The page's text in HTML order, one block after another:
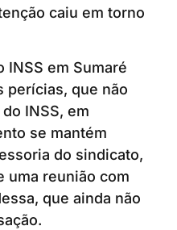
caiu em torno
INSS em Sumaré
perícias, que não
INSS, em
se mantém
do sindicato,
uma reunião com
que ainda não